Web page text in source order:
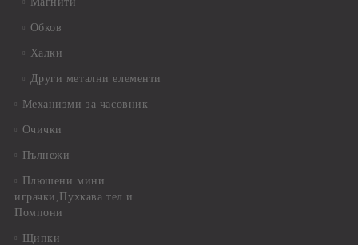
Обков
Халки
Други метални елементи
Механизми за часовник
Очички
Пълнежи
Плюшени мини
играчки,Пухкава тел и
Помпони
Щипки